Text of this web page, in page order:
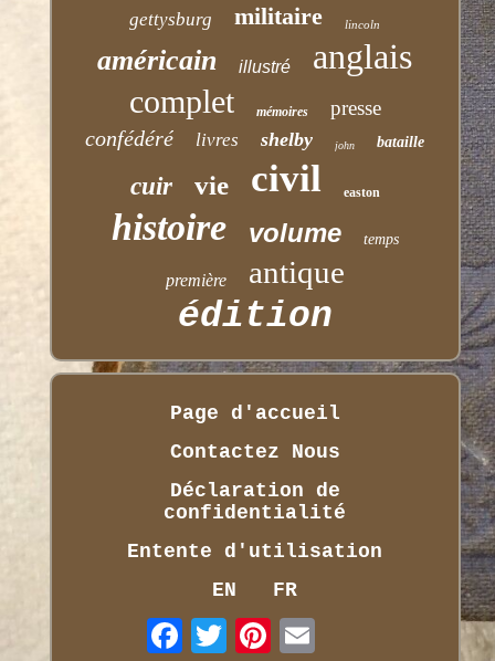
gettysburg militaire lincoln
américain illustré anglais
complet mémoires presse
confédéré livres shelby john bataille
cuir vie civil easton
histoire volume temps
première antique
édition
Page d'accueil
Contactez Nous
Déclaration de
confidentialité
Entente d'utilisation
EN
FR